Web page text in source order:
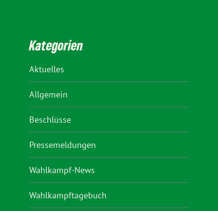
Kategorien
Aktuelles
Allgemein
Beschlüsse
Pressemeldungen
Wahlkampf-News
Wahlkampftagebuch